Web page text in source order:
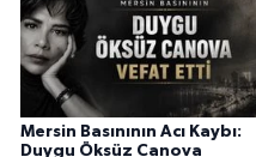
Mersin Basınının Acı Kaybı:
Duygu Öksüz Canova